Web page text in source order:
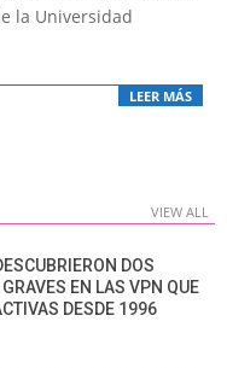
la Universidad
LEER MÁS
VIEW ALL
DOS
EN LAS VPN QUE
DESDE 1996